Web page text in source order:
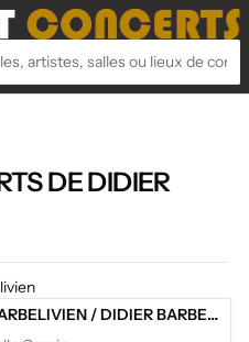
DE DIDIER
/DIDIER BARBELIVIEN